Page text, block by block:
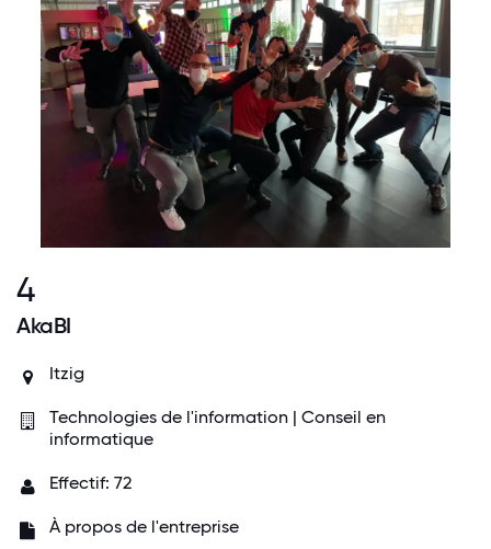
4
AkaBI
Itzig
Technologies de l'information | Conseil en
informatique
Effectif: 72
À propos de l'entreprise